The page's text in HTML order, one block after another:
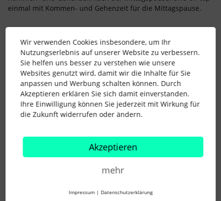
einmal mit Kommen- und Gehenzeit für die Mittagspause.
man sich die Stunden inkl. Kommen- und Gehenzeit plus
Pause(n) in einer Zeile pro Mitarbeiter.
Denn so ist der Report unübersichtlich und definitiv keine
Hilfe.
Danke für deine/ eure Unterstützung!
@BKMünchen! 😊
Wir verwenden Cookies insbesondere, um Ihr
Nutzungserlebnis auf unserer Website zu verbessern.
Sie helfen uns besser zu verstehen wie unsere
Websites genutzt wird, damit wir die Inhalte für Sie
anpassen und Werbung schalten können. Durch
Akzeptieren erklären Sie sich damit einverstanden.
Ihre Einwilligung können Sie jederzeit mit Wirkung für
die Zukunft widerrufen oder ändern.
Akzeptieren
mehr
Impressum | Datenschutzerklärung